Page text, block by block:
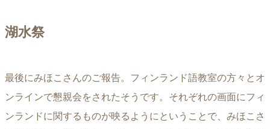
湖水祭
最後にみほこさんのご報告。フィンランド語教室の方々とオ
ンラインで懇親会をされたそうです。それぞれの画面にフィ
ンランドに関するものが映るようにということで、みほこさ